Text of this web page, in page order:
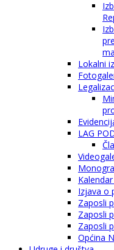
Lokalni
LAG
Izjava o
Zaposli
Zaposli
Zaposli
Općina